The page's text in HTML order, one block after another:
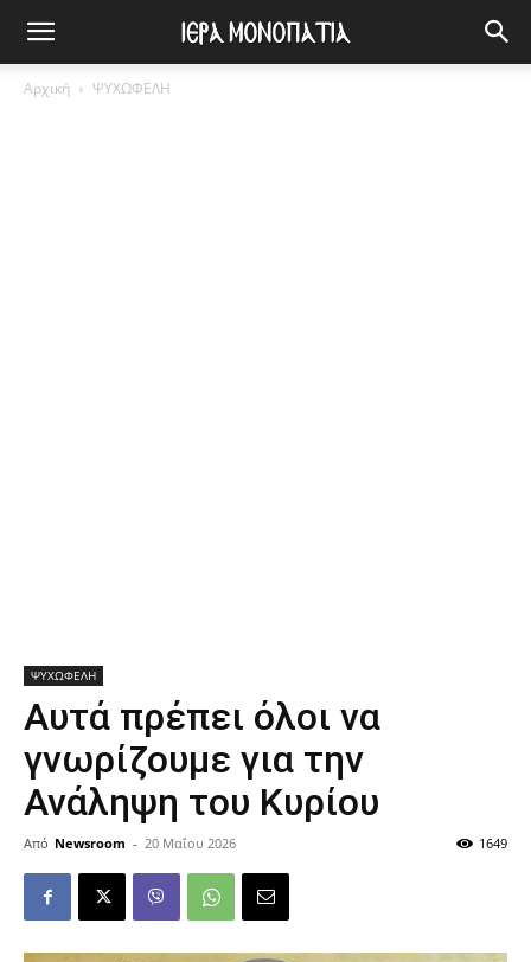
Αρχική ΨΥΧΩΦΕΛΗ
ΨΥΧΩΦΕΛΗ
Αυτά πρέπει όλοι να
γνωρίζουμε για την
Ανάληψη του Κυρίου
Από Newsroom - 20 Μαΐου 2026 1649